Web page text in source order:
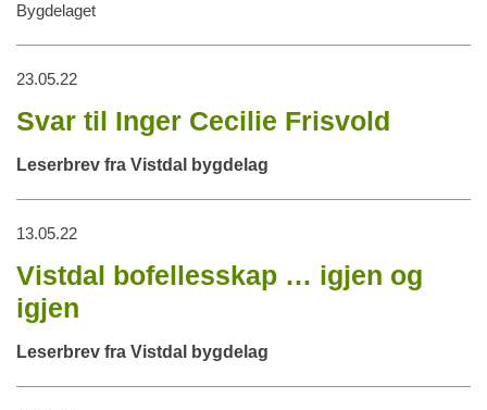
Bygdelaget
23.05.22
Svar til Inger Cecilie Frisvold
Leserbrev fra Vistdal bygdelag
13.05.22
Vistdal bofellesskap … igjen og
igjen
Leserbrev fra Vistdal bygdelag